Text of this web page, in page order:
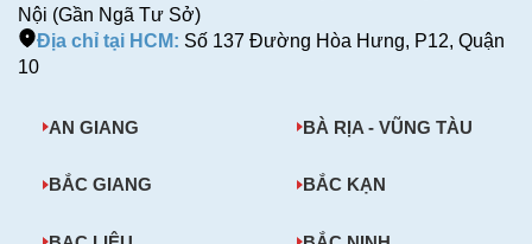
Nội (Gần Ngã Tư Sở)
Địa chỉ tại HCM: Số 137 Đường Hòa Hưng, P12, Quận
10
AN GIANG BÀ RỊA - VŨNG TÀU
BẮC GIANG BẮC KẠN